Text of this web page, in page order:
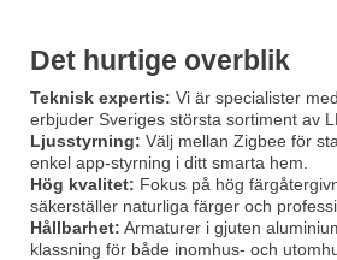
Det hurtige overblik
Teknisk expertis: Vi är specialister
erbjuder Sveriges största sortiment av
Ljusstyrning: Välj mellan Zigbee för
enkel app-styrning i ditt smarta hem.
Hög kvalitet: Fokus på hög
säkerställer naturliga färger och
Hållbarhet: Armaturer i gjuten
klassning för både inomhus- och